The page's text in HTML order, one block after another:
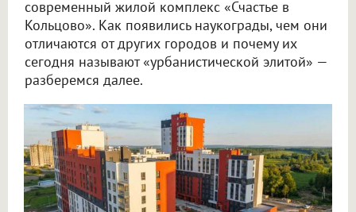
современный жилой комплекс «Счастье в
Кольцово». Как появились наукограды, чем они
отличаются от других городов и почему их
сегодня называют «урбанистической элитой» —
разберемся далее.